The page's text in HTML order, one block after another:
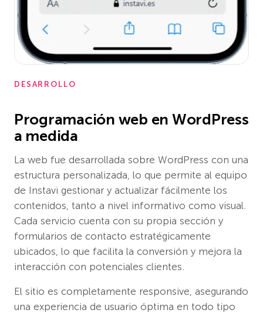
DESARROLLO
Programación web en WordPress
a medida
La web fue desarrollada sobre WordPress con una
estructura personalizada, lo que permite al equipo
de Instavi gestionar y actualizar fácilmente los
contenidos, tanto a nivel informativo como visual.
Cada servicio cuenta con su propia sección y
formularios de contacto estratégicamente
ubicados, lo que facilita la conversión y mejora la
interacción con potenciales clientes.
El sitio es completamente responsive, asegurando
una experiencia de usuario óptima en todo tipo